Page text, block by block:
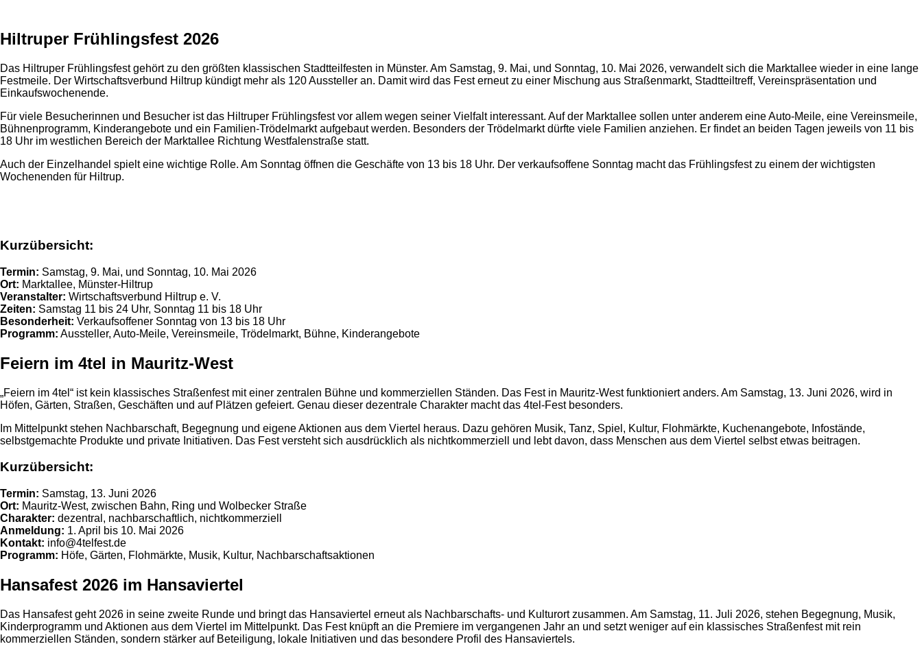
Hiltruper Frühlingsfest 2026
Das Hiltruper Frühlingsfest gehört zu den größten klassischen Stadtteilfesten in Münster. Am Samstag, 9. Mai, und Sonntag, 10. Mai 2026, verwandelt sich die Marktallee wieder in eine lange
Festmeile. Der Wirtschaftsverbund Hiltrup kündigt mehr als 120 Aussteller an. Damit wird das Fest erneut zu einer Mischung aus Straßenmarkt, Stadtteiltreff, Vereinspräsentation und
Einkaufswochenende.
Für viele Besucherinnen und Besucher ist das Hiltruper Frühlingsfest vor allem wegen seiner Vielfalt interessant. Auf der Marktallee sollen unter anderem eine Auto-Meile, eine Vereinsmeile,
Bühnenprogramm, Kinderangebote und ein Familien-Trödelmarkt aufgebaut werden. Besonders der Trödelmarkt dürfte viele Familien anziehen. Er findet an beiden Tagen jeweils von 11 bis
18 Uhr im westlichen Bereich der Marktallee Richtung Westfalenstraße statt.
Auch der Einzelhandel spielt eine wichtige Rolle. Am Sonntag öffnen die Geschäfte von 13 bis 18 Uhr. Der verkaufsoffene Sonntag macht das Frühlingsfest zu einem der wichtigsten
Wochenenden für Hiltrup.
Kurzübersicht:
Termin: Samstag, 9. Mai, und Sonntag, 10. Mai 2026
Ort: Marktallee, Münster-Hiltrup
Veranstalter: Wirtschaftsverbund Hiltrup e. V.
Zeiten: Samstag 11 bis 24 Uhr, Sonntag 11 bis 18 Uhr
Besonderheit: Verkaufsoffener Sonntag von 13 bis 18 Uhr
Programm: Aussteller, Auto-Meile, Vereinsmeile, Trödelmarkt, Bühne, Kinderangebote
Feiern im 4tel in Mauritz-West
„Feiern im 4tel“ ist kein klassisches Straßenfest mit einer zentralen Bühne und kommerziellen Ständen. Das Fest in Mauritz-West funktioniert anders. Am Samstag, 13. Juni 2026, wird in
Höfen, Gärten, Straßen, Geschäften und auf Plätzen gefeiert. Genau dieser dezentrale Charakter macht das 4tel-Fest besonders.
Im Mittelpunkt stehen Nachbarschaft, Begegnung und eigene Aktionen aus dem Viertel heraus. Dazu gehören Musik, Tanz, Spiel, Kultur, Flohmärkte, Kuchenangebote, Infostände,
selbstgemachte Produkte und private Initiativen. Das Fest versteht sich ausdrücklich als nichtkommerziell und lebt davon, dass Menschen aus dem Viertel selbst etwas beitragen.
Kurzübersicht:
Termin: Samstag, 13. Juni 2026
Ort: Mauritz-West, zwischen Bahn, Ring und Wolbecker Straße
Charakter: dezentral, nachbarschaftlich, nichtkommerziell
Anmeldung: 1. April bis 10. Mai 2026
Kontakt: info@4telfest.de
Programm: Höfe, Gärten, Flohmärkte, Musik, Kultur, Nachbarschaftsaktionen
Hansafest 2026 im Hansaviertel
Das Hansafest geht 2026 in seine zweite Runde und bringt das Hansaviertel erneut als Nachbarschafts- und Kulturort zusammen. Am Samstag, 11. Juli 2026, stehen Begegnung, Musik,
Kinderprogramm und Aktionen aus dem Viertel im Mittelpunkt. Das Fest knüpft an die Premiere im vergangenen Jahr an und setzt weniger auf ein klassisches Straßenfest mit rein
kommerziellen Ständen, sondern stärker auf Beteiligung, lokale Initiativen und das besondere Profil des Hansaviertels.